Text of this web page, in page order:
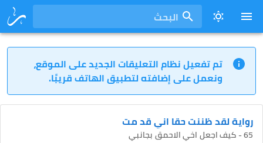
البحث
تم تفعيل نظام التعليقات الجديد على الموقع،
ونعمل على إضافته لتطبيق الهاتف قريبًا.
رواية لقد ظننت حقا اني قد مت
65 - كيف اجعل اخي الاحمق بجانبي